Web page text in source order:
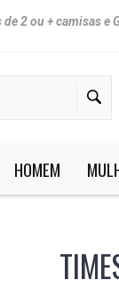
de 2 ou + camisas e
HOMEM